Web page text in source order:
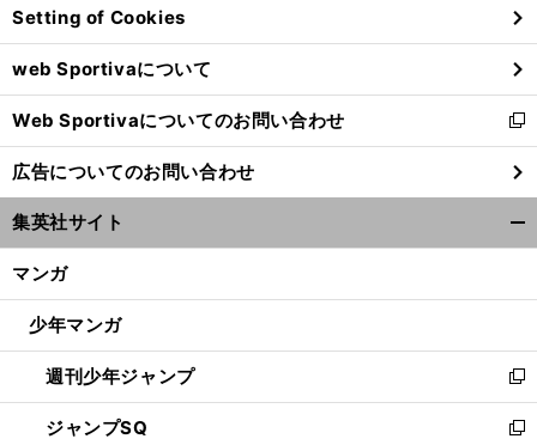
ド
ウ
で
開
く
Setting of Cookies
web Sportivaについて
Web Sportivaについてのお問い合わせ
新
し
い
ウ
ィ
ン
ウ
開
く
広告についてのお問い合わせ
集英社サイト
マンガ
少年マンガ
週刊少年ジャンプ
新
し
い
ジャンプSQ
新